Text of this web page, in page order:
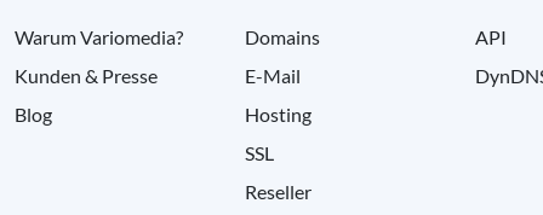
Warum Variomedia?
Kunden & Presse
Blog
Domains
E-Mail
Hosting
SSL
Reseller
API